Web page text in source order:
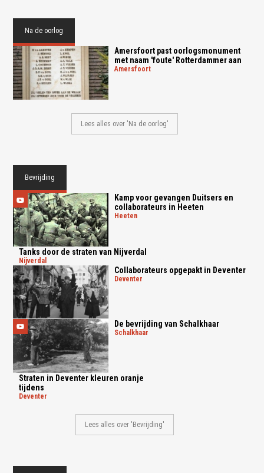
Na de oorlog
Amersfoort past oorlogsmonument
met naam 'foute' Rotterdammer aan
amersfoort
Lees alles over 'Na de oorlog'
Bevrijding
Kamp voor gevangen Duitsers en
collaborateurs in Heeten
heeten
Tanks door de straten van Nijverdal
nijverdal
Collaborateurs opgepakt in Deventer
deventer
De bevrijding van Schalkhaar
schalkhaar
Straten in Deventer kleuren oranje
tijdens
deventer
Lees alles over 'Bevrijding'